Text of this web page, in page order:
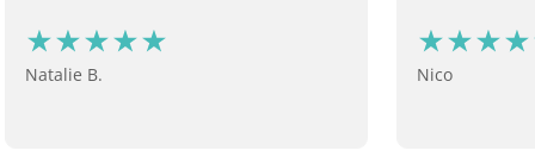
Natalie B. Nico